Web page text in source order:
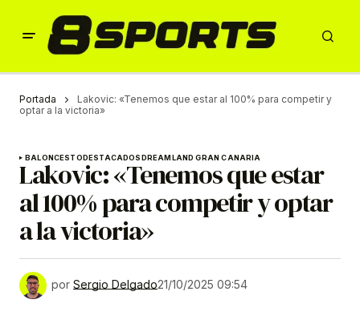
Portada
Lakovic: «Tenemos que estar al 100% para competir y
optar a la victoria»
BALONCESTODESTACADOSDREAMLAND GRAN CANARIA
Lakovic: «Tenemos que estar
al 100% para competir y optar
a la victoria»
por Sergio Delgado21/10/2025 09:54